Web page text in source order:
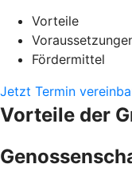
Vorteile
Fördermittel
Jetzt Termin
Vorteile der